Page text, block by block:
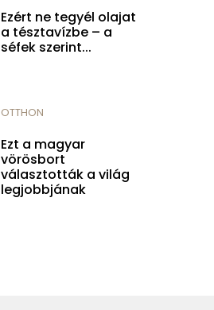
Ezért ne tegyél olajat
a tésztavízbe – a
séfek szerint...
OTTHON
Ezt a magyar
vörösbort
választották a világ
legjobbjának